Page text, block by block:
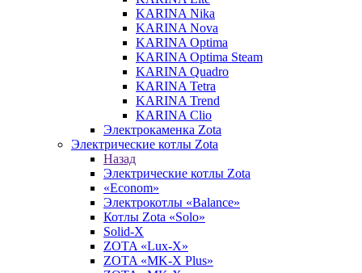
KARINA Nika
KARINA Nova
KARINA Optima
KARINA Optima Steam
KARINA Quadro
KARINA Tetra
KARINA Trend
KARINA Clio
Электрокаменка Zota
Электрические котлы Zota
Назад
Электрические котлы Zota
«Econom»
Электрокотлы «Balance»
Котлы Zota «Solo»
Solid-X
ZOTA «Lux-X»
ZOTA «MK-X Plus»